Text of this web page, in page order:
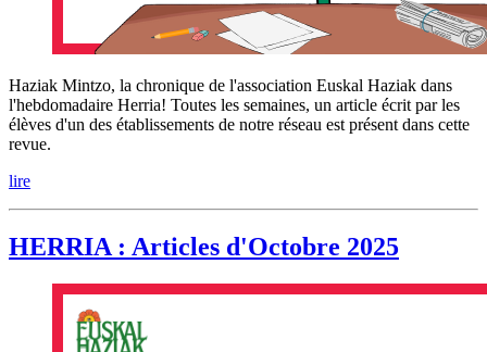
Haziak Mintzo, la chronique de l'association Euskal Haziak dans
l'hebdomadaire Herria! Toutes les semaines, un article écrit par les
élèves d'un des établissements de notre réseau est présent dans cette
revue.
lire
HERRIA : Articles d'Octobre 2025